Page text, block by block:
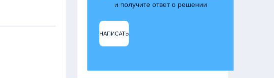
и получите ответ о решении
НАПИСАТЬ